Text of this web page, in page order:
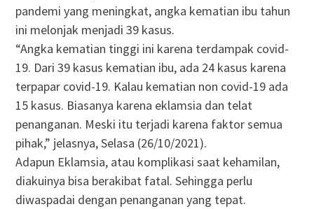
pandemi yang meningkat, angka kematian ibu tahun
ini melonjak menjadi 39 kasus.
“Angka kematian tinggi ini karena terdampak covid-
19. Dari 39 kasus kematian ibu, ada 24 kasus karena
terpapar covid-19. Kalau kematian non covid-19 ada
15 kasus. Biasanya karena eklamsia dan telat
penanganan. Meski itu terjadi karena faktor semua
pihak,” jelasnya, Selasa (26/10/2021).
Adapun Eklamsia, atau komplikasi saat kehamilan,
diakuinya bisa berakibat fatal. Sehingga perlu
diwaspadai dengan penanganan yang tepat.